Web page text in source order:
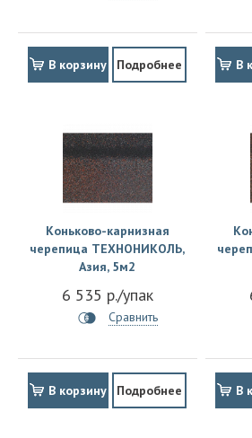
В корзину Подробнее В
Коньково-карнизная
черепица ТЕХНОНИКОЛЬ,
Азия, 5м2
6 535 р./упак
Сравнить
В корзину Подробнее В